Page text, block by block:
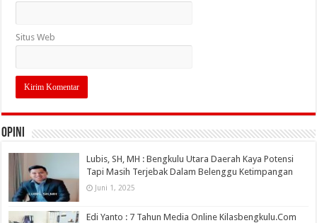
Situs Web
OPINI
Lubis, SH, MH : Bengkulu Utara Daerah Kaya Potensi
Tapi Masih Terjebak Dalam Belenggu Ketimpangan
Juni 1, 2025
Edi Yanto : 7 Tahun Media Online Kilasbengkulu.Com